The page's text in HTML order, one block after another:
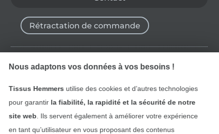
Rétractation de commande
Trouvez plus d’idées
Nous adaptons vos données à vos besoins !
Tissus Hemmers utilise des cookies et d’autres technologies
pour garantir la fiabilité, la rapidité et la sécurité de notre
site web . Ils servent également à améliorer votre expérience
en tant qu’utilisateur en vous proposant des contenus